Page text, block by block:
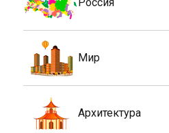
Мир
Архитектура